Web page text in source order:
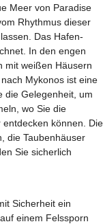
Meer von Paradise
Rhythmus dieser
Das Hafen-
In den engen
mit weißen Häusern
Mykonos ist eine
die Gelegenheit, um
wo Sie die
können. Die
die Taubenhäuser
Sie sicherlich
Sicherheit ein
einem Felssporn